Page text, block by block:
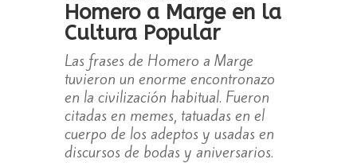
Homero a Marge en la
Cultura Popular
Las frases de Homero a Marge
tuvieron un enorme encontronazo
en la civilización habitual. Fueron
citadas en memes, tatuadas en el
cuerpo de los adeptos y usadas en
discursos de bodas y aniversarios.